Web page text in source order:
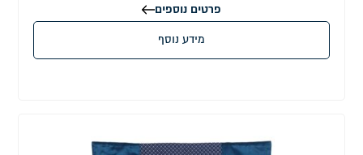
פרטים נוספים
מידע נוסף